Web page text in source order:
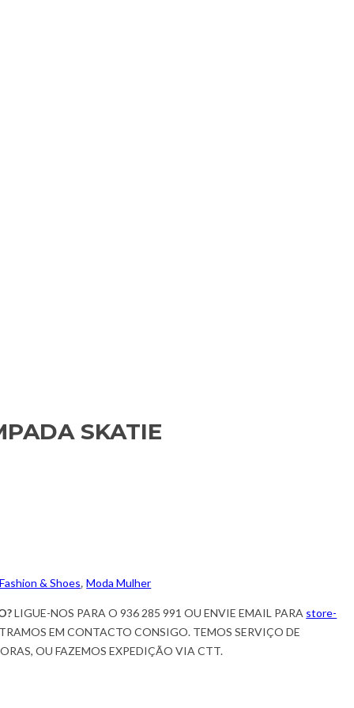
SKATIE
Fashion & Shoes,Moda Mulher
LIGUE-NOS PARA O 936 285 991 OU ENVIE EMAIL PARA store-
EM CONTACTO CONSIGO. TEMOS SERVIÇO DE
OU FAZEMOS EXPEDIÇÃO VIA CTT.